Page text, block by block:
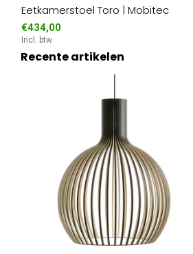
Eetkamerstoel Toro | Mobitec
€434,00
Incl. btw
Recente artikelen